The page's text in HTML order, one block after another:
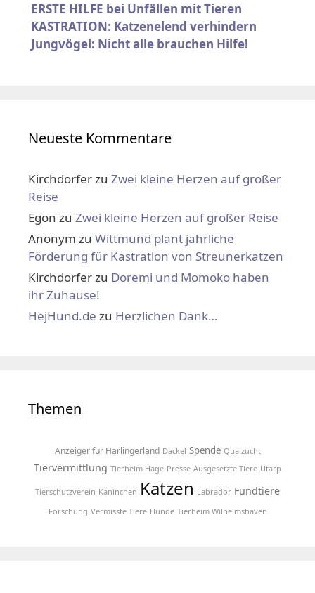
ERSTE HILFE bei Unfällen mit Tieren
KASTRATION: Katzenelend verhindern
Jungvögel: Nicht alle brauchen Hilfe!
Neueste Kommentare
Kirchdorferzu Zwei kleine Herzen auf großer
Reise
Egon zu Zwei kleine Herzen auf großer Reise
Anonym zu Wittmund plant jährliche
Förderung für Kastration von Streunerkatzen
Kirchdorferzu Doremi und Momoko haben
ihr Zuhause!
HejHund.de zu Herzlichen Dank…
Themen
Anzeiger für Harlingerland Dackel Spende Qualzucht
Tiervermittlung Tierheim Hage Presse Ausgesetzte Tiere Utarp
Tierschutzverein Kaninchen Katzen Labrador Fundtiere
Forschung Vermisste Tiere Hunde Tierheim Wilhelmshaven